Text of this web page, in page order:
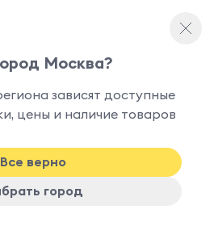
Москва?
зависят доступные
цены и наличие товаров
Все верно
город